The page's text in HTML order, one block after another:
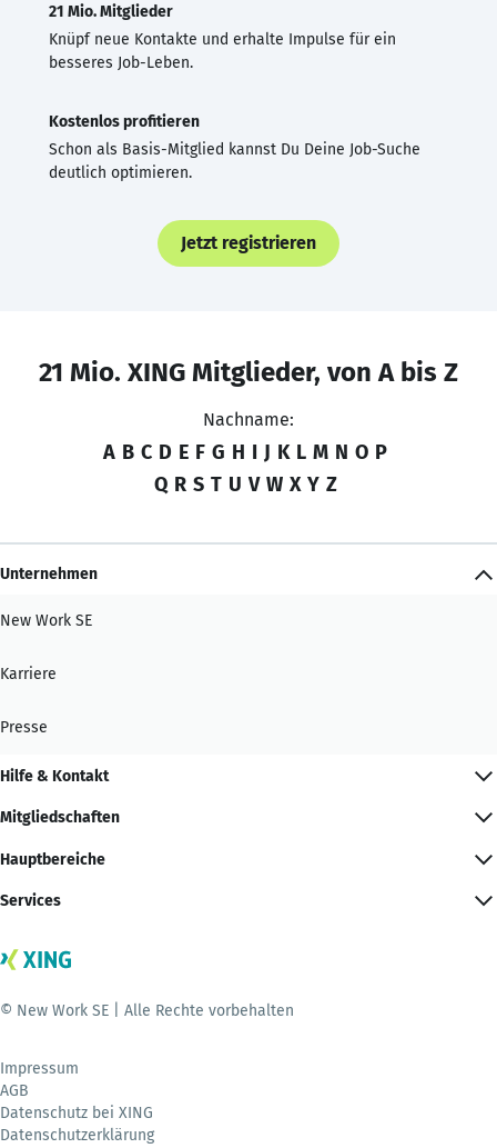
21 Mio. Mitglieder
Knüpf neue Kontakte und erhalte Impulse für ein
besseres Job-Leben.
Kostenlos profitieren
Schon als Basis-Mitglied kannst Du Deine Job-Suche
deutlich optimieren.
Jetzt registrieren
21 Mio. XING Mitglieder, von A bis Z
Nachname:
A B C D E F G H I J K L M N O P
Q R S T U V W X Y Z
Unternehmen
New Work SE
Karriere
Presse
Hilfe & Kontakt
Mitgliedschaften
Hauptbereiche
Services
© New Work SE | Alle Rechte vorbehalten
Impressum
AGB
Datenschutz bei XING
Datenschutzerklärung